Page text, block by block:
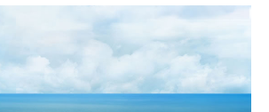
動のパワーが有り